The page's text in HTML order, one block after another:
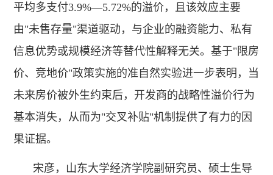
平均多支付3.9%—5.72%的溢价，且该效应主要
由"未售存量"渠道驱动，与企业的融资能力、私有
信息优势或规模经济等替代性解释无关。基于"限房
价、竞地价"政策实施的准自然实验进一步表明，当
未来房价被外生约束后，开发商的战略性溢价行为
基本消失，从而为"交叉补贴"机制提供了有力的因
果证据。
宋彦，山东大学经济学院副研究员、硕士生导